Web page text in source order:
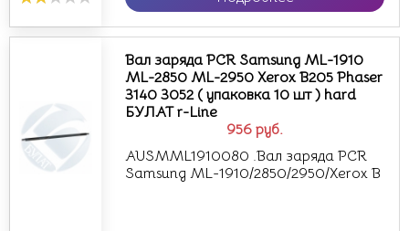
956 руб.
Вал заряда PCR Samsung ML-1910
ML-2850 ML-2950 Xerox B205 Phaser
3140 3052 ( упаковка 10 шт ) hard
БУЛАТ r-Line
AUSMML1910080 .Вал заряда PCR
Samsung ML-1910/2850/2950/Xerox B